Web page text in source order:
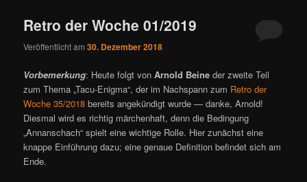
Retro der Woche 01/2019
Veröffentlicht am30. Dezember 2018
Vorbemerkung: Heute folgt vonArnold Beine der zweite Teil
zum Thema „Tacu-Enigma“, der im Nachspann zum Retro der
Woche 35/2018 bereits angekündigt wurde — danke, Arnold!
Diesmal wird es richtig märchenhaft, denn die Bedingung
„Annanschach“ spielt eine wichtige Rolle. Hier zunächst eine
knappe Einführung dazu; eine genaue Definition befindet sich am
Ende.